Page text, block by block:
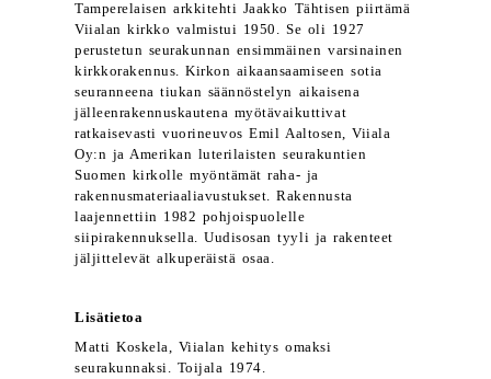
Tamperelaisen arkkitehti Jaakko Tähtisen piirtämä
Viialan kirkko valmistui 1950. Se oli 1927
perustetun seurakunnan ensimmäinen varsinainen
kirkkorakennus. Kirkon aikaansaamiseen sotia
seuranneena tiukan säännöstelyn aikaisena
jälleenrakennuskautena myötävaikuttivat
ratkaisevasti vuorineuvos Emil Aaltosen, Viiala
Oy:n ja Amerikan luterilaisten seurakuntien
Suomen kirkolle myöntämät raha- ja
rakennusmateriaaliavustukset. Rakennusta
laajennettiin 1982 pohjoispuolelle
siipirakennuksella. Uudisosan tyyli ja rakenteet
jäljittelevät alkuperäistä osaa.
Lisätietoa
Matti Koskela, Viialan kehitys omaksi
seurakunnaksi. Toijala 1974.